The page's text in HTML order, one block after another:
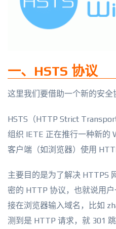
一、HSTS 协议
这里我们要借助一个新的安全
HSTS（HTTP Strict
组织 IETE 正在推行一种新的
客户端（如浏览器）使用
主要目的是为了解决 HTTPS
密的 HTTP 协议，也就说用
接在浏览器输入域名，比如
测到是 HTTP 请求，就 301